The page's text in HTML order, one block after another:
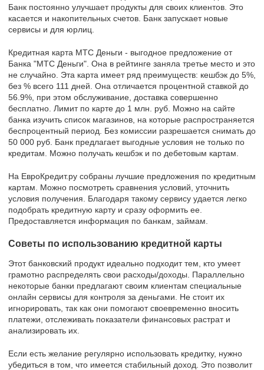
Банк постоянно улучшает продукты для своих клиентов. Это
касается и накопительных счетов. Банк запускает новые
сервисы и для юрлиц.
Кредитная карта МТС Деньги - выгодное предложение от
Банка "МТС Деньги". Она в рейтинге заняла третье место и это
не случайно. Эта карта имеет ряд преимуществ: кешбэк до 5%,
без % всего 111 дней. Она отличается процентной ставкой до
56.9%, при этом обслуживание, доставка совершенно
бесплатно. Лимит по карте до 1 млн. руб. Можно на сайте
банка изучить список магазинов, на которые распространяется
беспроцентный период. Без комиссии разрешается снимать до
50 000 руб. Банк предлагает выгодные условия не только по
кредитам. Можно получать кешбэк и по дебетовым картам.
На ЕвроКредит.ру собраны лучшие предложения по кредитным
картам. Можно посмотреть сравнения условий, уточнить
условия получения. Благодаря такому сервису удается легко
подобрать кредитную карту и сразу оформить ее.
Предоставляется информация по банкам, займам.
Советы по использованию кредитной карты
Этот банковский продукт идеально подходит тем, кто умеет
грамотно распределять свои расходы/доходы. Параллельно
некоторые банки предлагают своим клиентам специальные
онлайн сервисы для контроля за деньгами. Не стоит их
игнорировать, так как они помогают своевременно вносить
платежи, отслеживать показатели финансовых растрат и
анализировать их.
Если есть желание регулярно использовать кредитку, нужно
убедиться в том, что имеется стабильный доход. Это позволит